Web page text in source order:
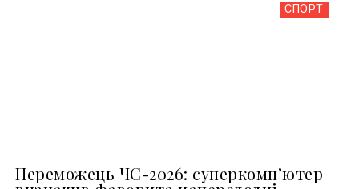
СПОРТ
Переможець ЧС-2026: суперкомп’ютер